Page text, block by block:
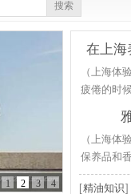
搜索
1 2 3 4
在上海
（上海体
疲倦的时
（上海体
保养品和
[精油知识]